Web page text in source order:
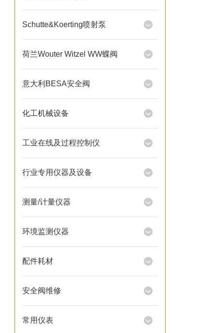
Schutte&Koerting喷射泵
荷兰Wouter Witzel WW蝶阀
意大利BESA安全阀
化工机械设备
工业在线及过程控制仪
行业专用仪器及设备
测量/计量仪器
环境监测仪器
配件耗材
安全阀维修
常用仪表